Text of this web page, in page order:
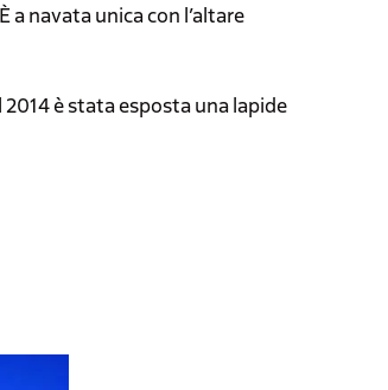
a navata unica con l’altare
è stata esposta una lapide